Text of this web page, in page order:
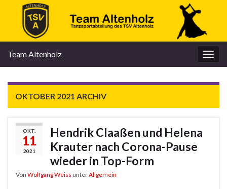
Team Altenholz
OKTOBER 2021 ARCHIV
OKT.
11
2021
Hendrik Claaßen und Helena
Krauter nach Corona-Pause
wieder in Top-Form
Von Wolfgang Weiss unterAllgemein